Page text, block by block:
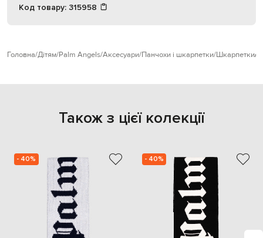
Код товару: 315958
Головна Дітям Palm Angels Аксесуари Панчохи і шкарпетки Шкарпетки
Також з цієї колекції
- 40% - 40%